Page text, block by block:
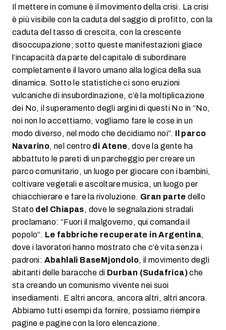
Il mettere in comune è il movimento della crisi. La crisi
è più visibile con la caduta del saggio di profitto, con la
caduta del tasso di crescita, con la crescente
disoccupazione; sotto queste manifestazioni giace
l’incapacità da parte del capitale di subordinare
completamente il lavoro umano alla logica della sua
dinamica. Sotto le statistiche ci sono eruzioni
vulcaniche di insubordinazione, c’è la moltiplicazione
dei No, il superamento degli argini di questi No in “No,
noi non lo accettiamo, vogliamo fare le cose in un
modo diverso, nel modo che decidiamo noi”. Il parco
Navarino, nel centrodi Atene, dove la gente ha
abbattuto le pareti di un parcheggio per creare un
parco comunitario, un luogo per giocare con i bambini,
coltivare vegetali e ascoltare musica, un luogo per
chiacchierare e fare la rivoluzione. Gran partedello
Statodel Chiapas, dove le segnalazioni stradali
proclamano: “Fuori il malgoverno, qui comanda il
popolo”. Le fabbriche recuperate in Argentina,
dove i lavoratori hanno mostrato che c’è vita senza i
padroni: Abahlali BaseMjondolo, il movimento degli
abitanti delle baracche di Durban (Sudafrica)che
sta creando un comunismo vivente nei suoi
insediamenti. E altri ancora, ancora altri, altri ancora.
Abbiamo tutti esempi da fornire, possiamo riempire
pagine e pagine con la loro elencazione.